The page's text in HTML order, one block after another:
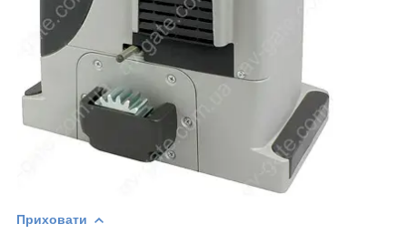
Приховати